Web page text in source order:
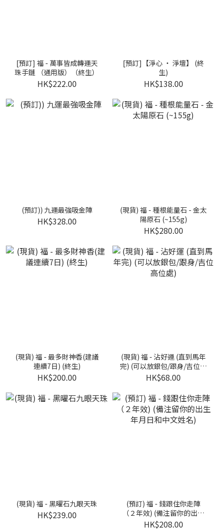
[預訂] 福 - 萬事皆成轉運天
珠手鏈 （通用版）（終生）
HK$222.00
[預訂]【淨心 ‧ 淨壇】 (終
生)
HK$138.00
(預訂)) 九運最強吸金陣
HK$328.00
(現貨) 福 - 種根能量石 - 金太
陽原石 (~155g)
HK$280.00
(現貨) 福 - 最多財神香(建議
連續7日) (終生)
HK$200.00
(現貨) 福 - 沾好運 (直到馬年
完) (可以放銀包/跟身/吉位高
位處)
HK$68.00
(現貨) 福 - 黑曜石九眼天珠
HK$239.00
(預訂) 福 - 錢跟住你走陣
（２年效) (備注留你的出生
年月日和中文姓名)
HK$208.00